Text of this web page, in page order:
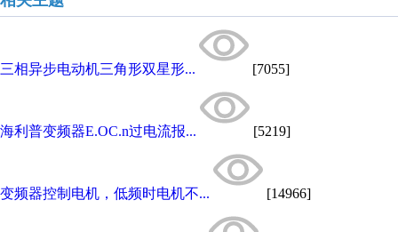
三相异步电动机三角形双星形... [7055]
海利普变频器E.OC.n过电流报... [5219]
变频器控制电机，低频时电机不... [14966]